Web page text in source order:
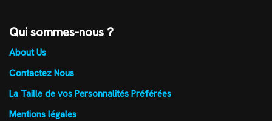
Qui sommes-nous ?
About Us
Contactez Nous
La Taille de vos Personnalités Préférées
Mentions légales